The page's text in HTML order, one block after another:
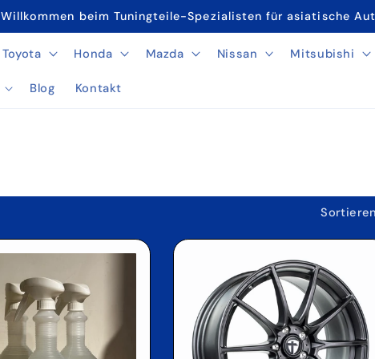
Willkommen beim Tuningteile-Spezialisten für asiatische
Toyota Honda Mazda Nissan Mitsubishi
Blog Kontakt